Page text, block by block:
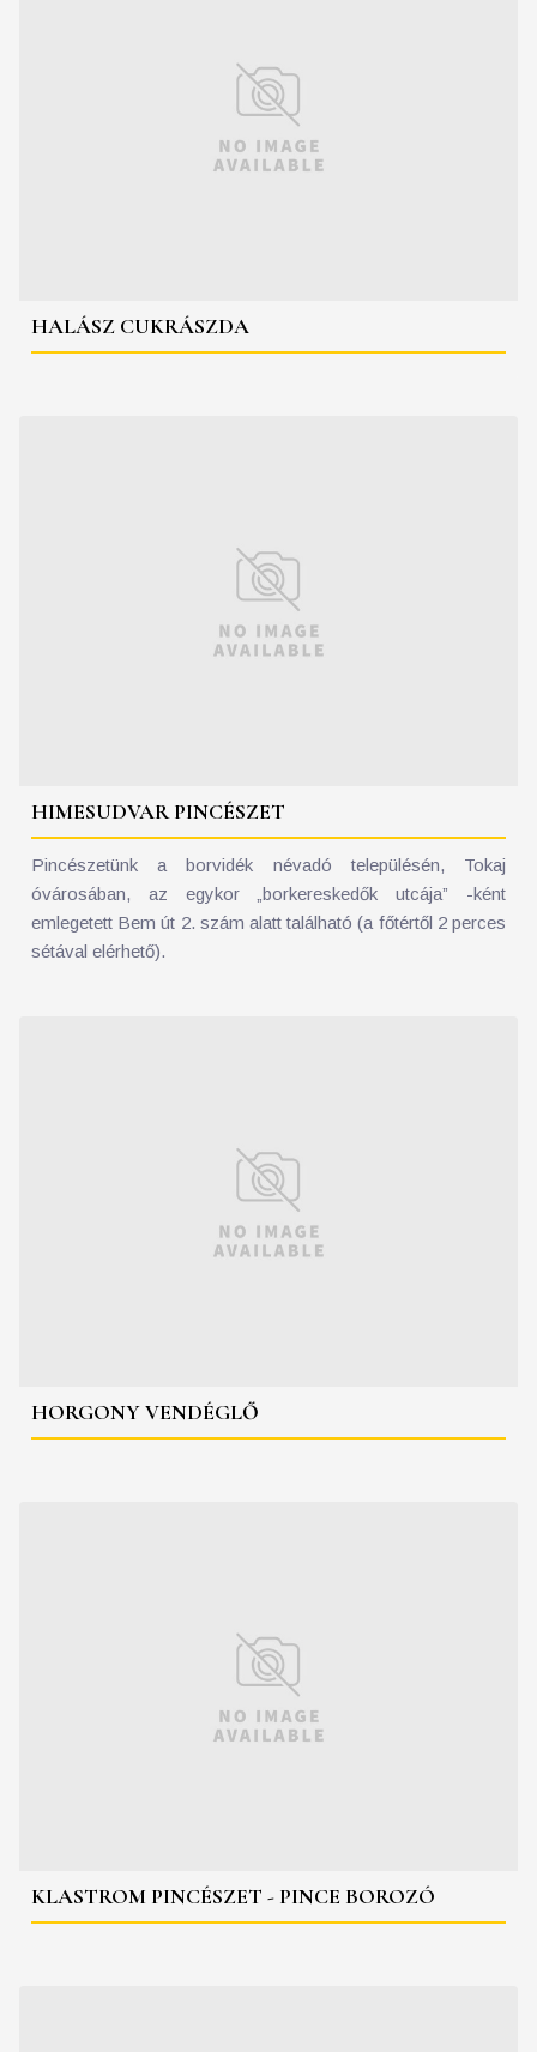
HALÁSZ CUKRÁSZDA
HIMESUDVAR PINCÉSZET
Pincészetünk a borvidék névadó településén, Tokaj
óvárosában, az egykor „borkereskedők utcája” -ként
emlegetett Bem út 2. szám alatt található (a főtértől 2 perces
sétával elérhető).
HORGONY VENDÉGLŐ
KLASTROM PINCÉSZET - PINCE BOROZÓ